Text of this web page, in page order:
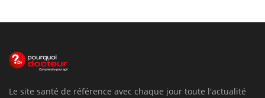
Le site santé de référence avec chaque jour toute l'actualité